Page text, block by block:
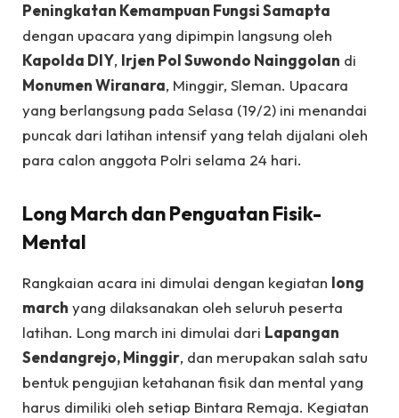
Peningkatan Kemampuan Fungsi Samapta
dengan upacara yang dipimpin langsung oleh
Kapolda DIY, Irjen Pol Suwondo Nainggolan di
Monumen Wiranara, Minggir, Sleman. Upacara
yang berlangsung pada Selasa (19/2) ini menandai
puncak dari latihan intensif yang telah dijalani oleh
para calon anggota Polri selama 24 hari.
Long March dan Penguatan Fisik-
Mental
Rangkaian acara ini dimulai dengan kegiatan long
march yang dilaksanakan oleh seluruh peserta
latihan. Long march ini dimulai dari Lapangan
Sendangrejo, Minggir, dan merupakan salah satu
bentuk pengujian ketahanan fisik dan mental yang
harus dimiliki oleh setiap Bintara Remaja. Kegiatan